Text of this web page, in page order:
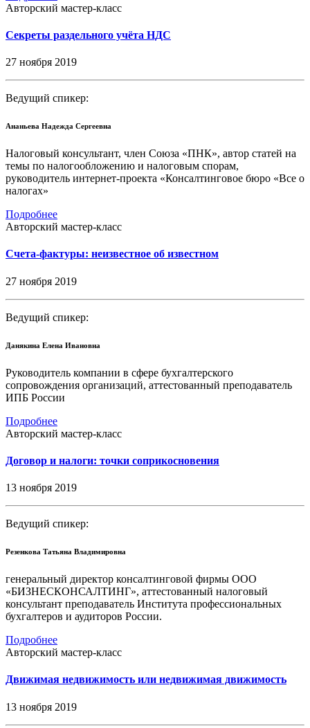
Авторский мастер-класс
Секреты раздельного учёта НДС
27 ноября 2019
Ведущий спикер:
Ананьева Надежда Сергеевна
Налоговый консультант, член Союза «ПНК», автор статей на
темы по налогообложению и налоговым спорам,
руководитель интернет-проекта «Консалтинговое бюро «Все о
налогах»
Подробнее
Авторский мастер-класс
Счета-фактуры: неизвестное об известном
27 ноября 2019
Ведущий спикер:
Данякина Елена Ивановна
Руководитель компании в сфере бухгалтерского
сопровождения организаций, аттестованный преподаватель
ИПБ России
Подробнее
Авторский мастер-класс
Договор и налоги: точки соприкосновения
13 ноября 2019
Ведущий спикер:
Резенкова Татьяна Владимировна
генеральный директор консалтинговой фирмы ООО
«БИЗНЕСКОНСАЛТИНГ», аттестованный налоговый
консультант преподаватель Института профессиональных
бухгалтеров и аудиторов России.
Подробнее
Авторский мастер-класс
Движимая недвижимость или недвижимая движимость
13 ноября 2019